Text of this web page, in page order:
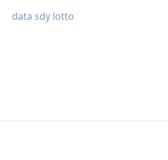
data sdy lotto